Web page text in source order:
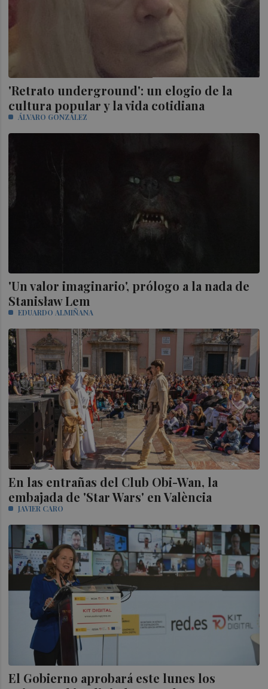
'Retrato underground': un elogio de la
cultura popular y la vida cotidiana
ÁLVARO GONZÁLEZ
'Un valor imaginario', prólogo a la nada de
Stanisław Lem
EDUARDO ALMIÑANA
En las entrañas del Club Obi-Wan, la
embajada de 'Star Wars' en València
JAVIER CARO
El Gobierno aprobará este lunes los